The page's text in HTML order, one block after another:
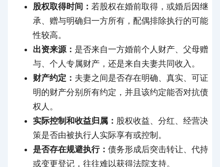
股权取得时间： 若股权在婚前取得，或婚后因继
承、赠与明确归一方所有，配偶排除执行的可能
性较高。
出资来源： 是否来自一方婚前个人财产、父母赠
与、个人专属财产，还是来自夫妻共同收入。
财产约定： 夫妻之间是否存在明确、真实、可证
明的财产分别所有约定，并且该约定能否对抗债
权人。
实际控制和收益归属： 股权收益、分红、经营决
策是否由被执行人实际享有或控制。
是否存在规避执行： 债务形成后突击转让、代持
或变更登记，往往难以获得法院支持。